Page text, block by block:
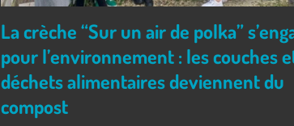
La crèche “Sur un air de polka”
pour l’environnement : les couches
déchets alimentaires deviennent du
compost